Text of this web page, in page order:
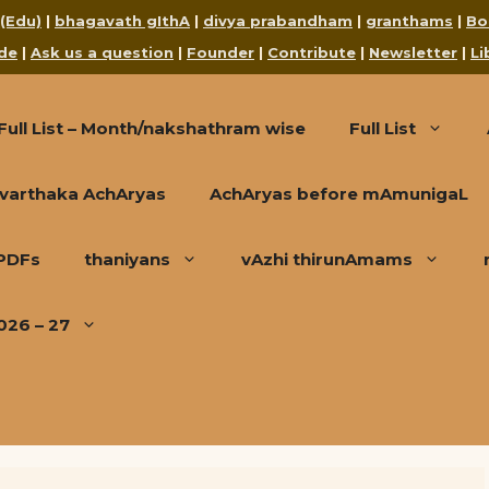
| bhagavath gIthA | divya prabandham | granthams |
| Ask us a question | Founder | Contribute | Newsletter |
List – Month/nakshathram wise Full List
AchAryas AchAryas before mAmunigaL
thaniyans vAzhi thirunAmams
– 27